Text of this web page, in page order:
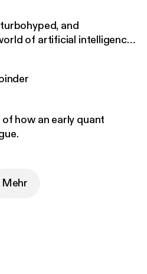
and
of artificial intelligence
how an early quant
Mehr